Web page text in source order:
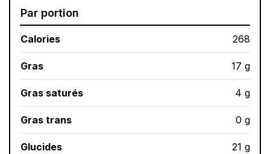
Par portion
Calories 268
Gras 17 g
Gras saturés 4 g
Gras trans 0 g
Glucides 21 g